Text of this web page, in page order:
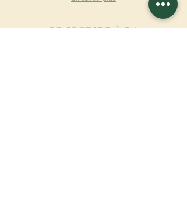
S'INSCRIRE À LA